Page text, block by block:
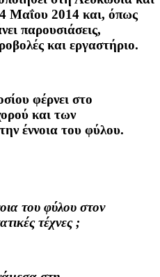
Μαΐου 2014 και, όπως
παρουσιάσεις,
και εργαστήριο.
φέρνει στο
και των
έννοια του φύλου.
του φύλου στον
τέχνες ;